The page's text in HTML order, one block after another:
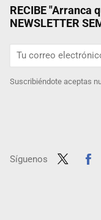
RECIBE "Arranca
NEWSLETTER
Suscribiéndote aceptas
Síguenos